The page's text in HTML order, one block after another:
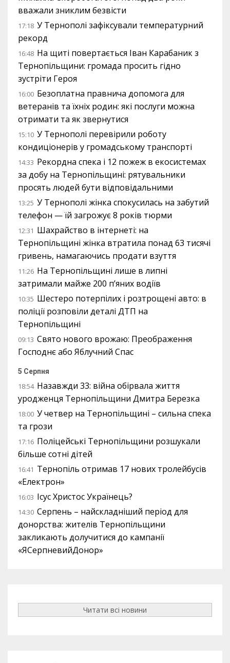
вважали зниклим безвісти
17:18 У Тернополі зафіксували температурний
рекорд
16:48 На щиті повертається Іван Карабаник з
Тернопільщини: громада просить гідно
зустріти Героя
16:00 Безоплатна правнича допомога для
ветеранів та їхніх родин: які послуги можна
отримати та як звернутися
15:10 У Тернополі перевірили роботу
кондиціонерів у громадському транспорті
14:33 Рекордна спека і 12 пожеж в екосистемах
за добу на Тернопільщині: рятувальники
просять людей бути відповідальними
13:25 У Тернополі жінка спокусилась на забутий
телефон — їй загрожує 8 років тюрми
12:31 Шахрайство в інтернеті: на
Тернопільщині жінка втратила понад 63 тисячі
гривень, намагаючись продати взуття
11:26 На Тернопільщині лише в липні
затримали майже 200 п’яних водіїв
10:35 Шестеро потерпілих і розтрощені авто: в
поліції розповіли деталі ДТП на
Тернопільщині
09:13 Свято нового врожаю: Преображення
Господнє або Яблучний Спас
5 Серпня
18:54 Назавжди 33: війна обірвала життя
уродженця Тернопільщини Дмитра Березка
18:00 У четвер на Тернопільщині – сильна спека
та грози
17:16 Поліцейські Тернопільщини розшукали
більше сотні дітей
16:41 Тернопіль отримав 17 нових тролейбусів
«Електрон»
16:03 Ісус Христос Українець?
14:30 Серпень – найскладніший період для
донорства: жителів Тернопільщини
закликають долучитися до кампанії
«ЯСерпневийДонор»
Читати всі новини